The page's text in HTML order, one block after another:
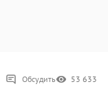
Обсудить 53 633